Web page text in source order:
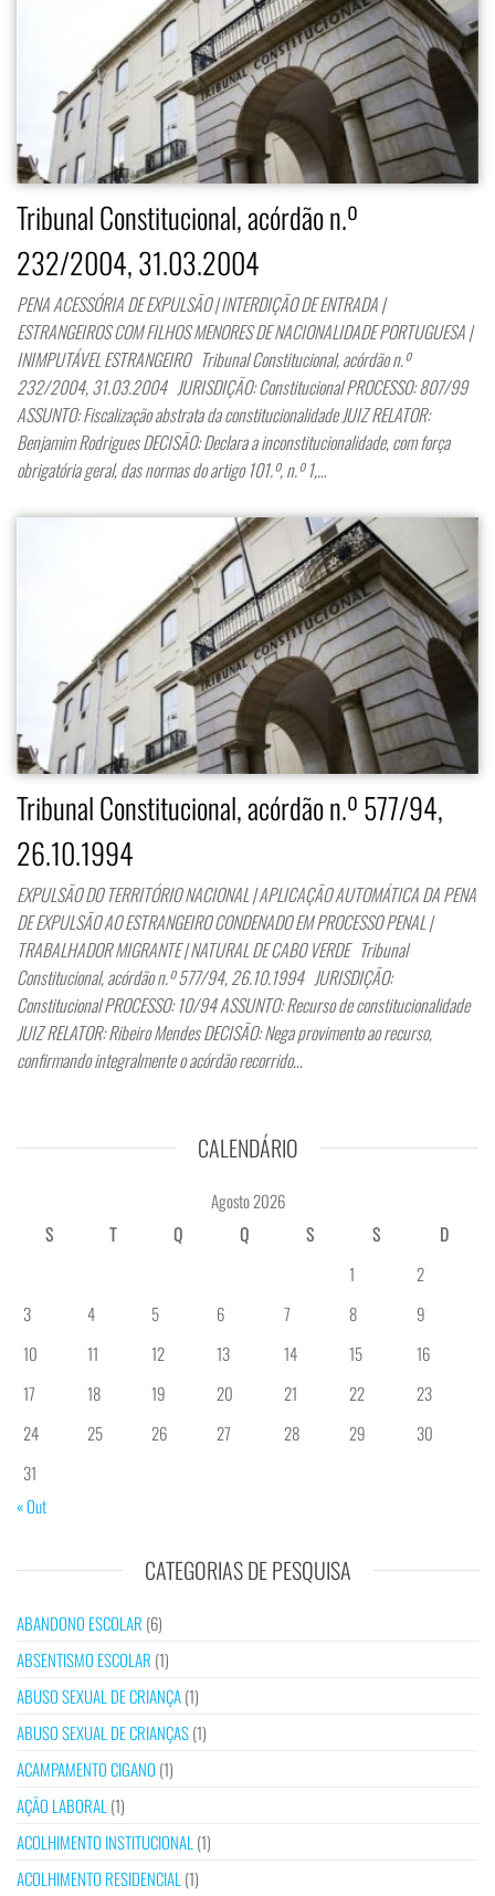
Tribunal Constitucional, acórdão n.º
232/2004, 31.03.2004
PENA ACESSÓRIA DE EXPULSÃO | INTERDIÇÃO DE ENTRADA |
ESTRANGEIROS COM FILHOS MENORES DE NACIONALIDADE PORTUGUESA |
INIMPUTÁVEL ESTRANGEIRO Tribunal Constitucional, acórdão n.º
232/2004, 31.03.2004 JURISDIÇÃO: Constitucional PROCESSO: 807/99
ASSUNTO: Fiscalização abstrata da constitucionalidade JUIZ RELATOR:
Benjamim Rodrigues DECISÃO: Declara a inconstitucionalidade, com força
obrigatória geral, das normas do artigo 101.º, n.º 1,…
Tribunal Constitucional, acórdão n.º 577/94,
26.10.1994
EXPULSÃO DO TERRITÓRIO NACIONAL | APLICAÇÃO AUTOMÁTICA DA PENA
DE EXPULSÃO AO ESTRANGEIRO CONDENADO EM PROCESSO PENAL |
TRABALHADOR MIGRANTE | NATURAL DE CABO VERDE Tribunal
Constitucional, acórdão n.º 577/94, 26.10.1994 JURISDIÇÃO:
Constitucional PROCESSO: 10/94 ASSUNTO: Recurso de constitucionalidade
JUIZ RELATOR: Ribeiro Mendes DECISÃO: Nega provimento ao recurso,
confirmando integralmente o acórdão recorrido…
CALENDÁRIO
Agosto 2026
S
T Q Q S S
D
1
2
3
4 5 6 7 8
9
10
11 12 13 14 15
16
17
18 19 20 21 22
23
24
25 26 27 28 29
30
31
« Out
CATEGORIAS DE PESQUISA
ABANDONO ESCOLAR (6)
ABSENTISMO ESCOLAR (1)
ABUSO SEXUAL DE CRIANÇA(1)
ABUSO SEXUAL DE CRIANÇAS(1)
ACAMPAMENTO CIGANO (1)
AÇÃO LABORAL(1)
ACOLHIMENTO INSTITUCIONAL(1)
ACOLHIMENTO RESIDENCIAL(1)